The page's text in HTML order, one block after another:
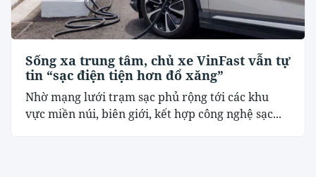
Sống xa trung tâm, chủ xe VinFast vẫn tự
tin “sạc điện tiện hơn đổ xăng”
Nhờ mạng lưới trạm sạc phủ rộng tới các khu
vực miền núi, biên giới, kết hợp công nghệ sạc...